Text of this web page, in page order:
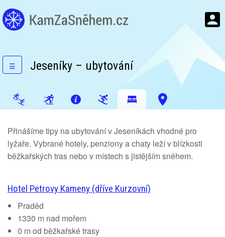
☰ Jeseníky – ubytování
Přinášíme tipy na ubytování v Jeseníkách vhodné pro
lyžaře. Vybrané hotely, penziony a chaty leží v blízkosti
běžkařských tras nebo v místech s jistějším sněhem.
Hotel Petrovy Kameny (dříve Kurzovní)
Praděd
1330 m nad mořem
0 m od běžkařské trasy